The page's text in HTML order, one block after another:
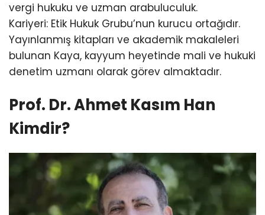
vergi hukuku ve uzman arabuluculuk.
Kariyeri: Etik Hukuk Grubu’nun kurucu ortağıdır.
Yayınlanmış kitapları ve akademik makaleleri
bulunan Kaya, kayyum heyetinde mali ve hukuki
denetim uzmanı olarak görev almaktadır.
Prof. Dr. Ahmet Kasım Han
Kimdir?